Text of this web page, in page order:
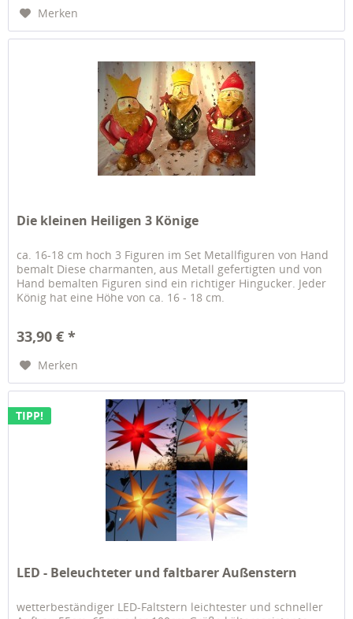
Merken
Die kleinen Heiligen 3 Könige
ca. 16-18 cm hoch 3 Figuren im Set Metallfiguren von Hand
bemalt Diese charmanten, aus Metall gefertigten und von
Hand bemalten Figuren sind ein richtiger Hingucker. Jeder
König hat eine Höhe von ca. 16 - 18 cm.
33,90 € *
Merken
TIPP!
LED - Beleuchteter und faltbarer Außenstern
wetterbeständiger LED-Faltstern leichtester und schneller